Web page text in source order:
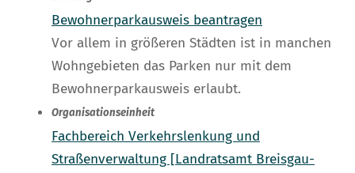
Bewohnerparkausweis beantragen
Vor allem in größeren Städten ist in manchen
Wohngebieten das Parken nur mit dem
Bewohnerparkausweis erlaubt.
Organisationseinheit
Fachbereich Verkehrslenkung und
Straßenverwaltung [Landratsamt Breisgau-